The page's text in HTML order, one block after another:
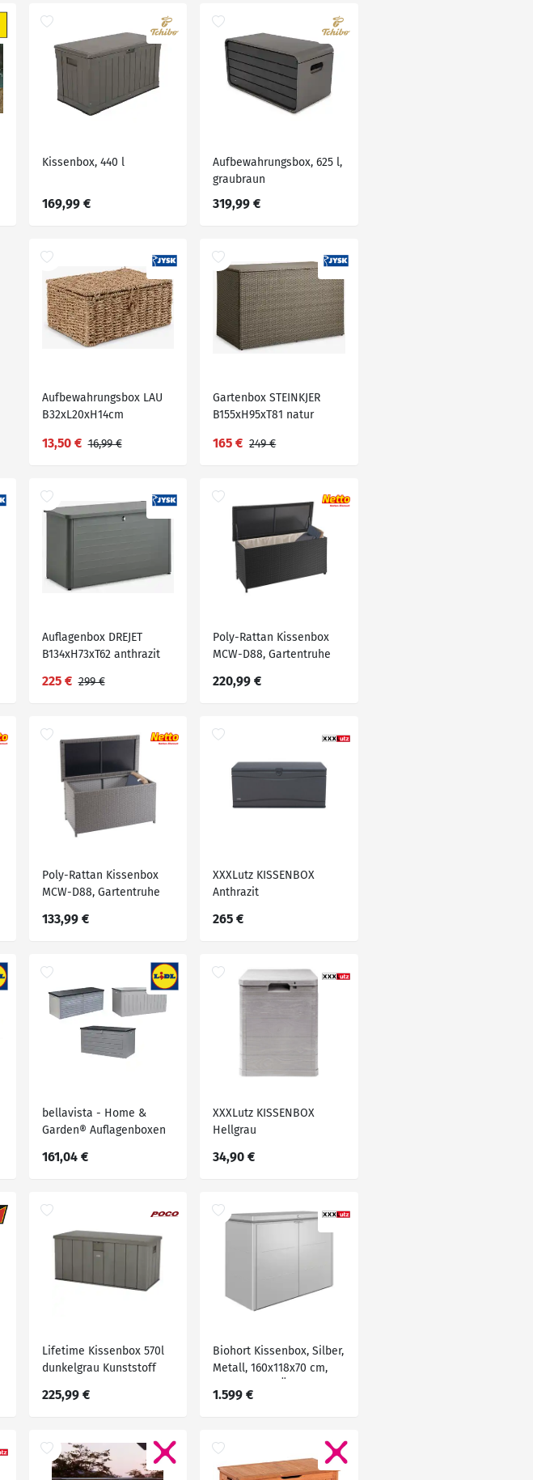
Kissenbox, 440 l
169,99 €
Aufbewahrungsbox, 625 l,
graubraun
319,99 €
Aufbewahrungsbox LAU
B32xL20xH14cm
13,50 € 16,99 €
Gartenbox STEINKJER
B155xH95xT81 natur
165 € 249 €
Auflagenbox DREJET
B134xH73xT62 anthrazit
225 € 299 €
Poly-Rattan Kissenbox
MCW-D88, Gartentruhe
Premium schwarz,
220,99 €
Poly-Rattan Kissenbox
MCW-D88, Gartentruhe
Basic grau, 51x115x59cm
133,99 €
XXXLutz KISSENBOX
Anthrazit
265 €
bellavista - Home &
Garden® Auflagenboxen
161,04 €
XXXLutz KISSENBOX
Hellgrau
34,90 €
Lifetime Kissenbox 570l
dunkelgrau Kunststoff
225,99 €
Biohort Kissenbox, Silber,
Metall, 160x118x70 cm,
Deckel aufklappbar, mit
wartungsfrei,
regenwasserdicht,
1.599 €